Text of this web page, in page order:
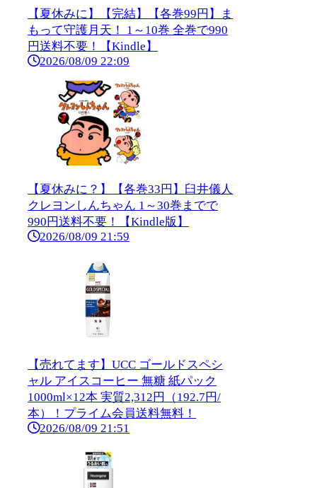
【夏休みに】【完結】【各巻99円】ま
もって守護月天！ 1～10巻 全巻で990
円送料不要！【Kindle】
2026/08/09 22:09
【夏休みに？】【各巻33円】臼井儀人
クレヨンしんちゃん 1～30巻までで
990円送料不要！【Kindle版】
2026/08/09 21:59
【売れてます】UCC ゴールドスペシ
ャル アイスコーヒー 無糖 紙パック
1000ml×12本 実質2,312円（192.7円/
本）！プライム会員送料無料！
2026/08/09 21:51